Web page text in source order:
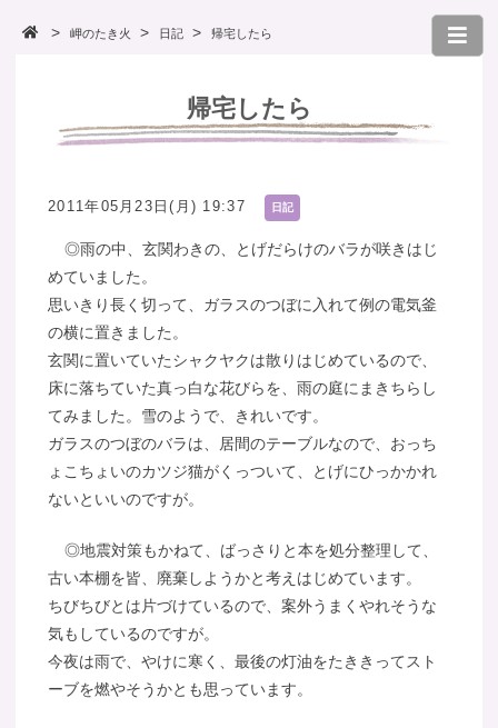
岬のたき火 日記 帰宅したら
帰宅したら
2011年05月23日(月) 19:37 日記
◎雨の中、玄関わきの、とげだらけのバラが咲きはじ
めていました。
思いきり長く切って、ガラスのつぼに入れて例の電気釜
の横に置きました。
玄関に置いていたシャクヤクは散りはじめているので、
床に落ちていた真っ白な花びらを、雨の庭にまきちらし
てみました。雪のようで、きれいです。
ガラスのつぼのバラは、居間のテーブルなので、おっち
ょこちょいのカツジ猫がくっついて、とげにひっかかれ
ないといいのですが。
◎地震対策もかねて、ばっさりと本を処分整理して、
古い本棚を皆、廃棄しようかと考えはじめています。
ちびちびとは片づけているので、案外うまくやれそうな
気もしているのですが。
今夜は雨で、やけに寒く、最後の灯油をたききってスト
ーブを燃やそうかとも思っています。